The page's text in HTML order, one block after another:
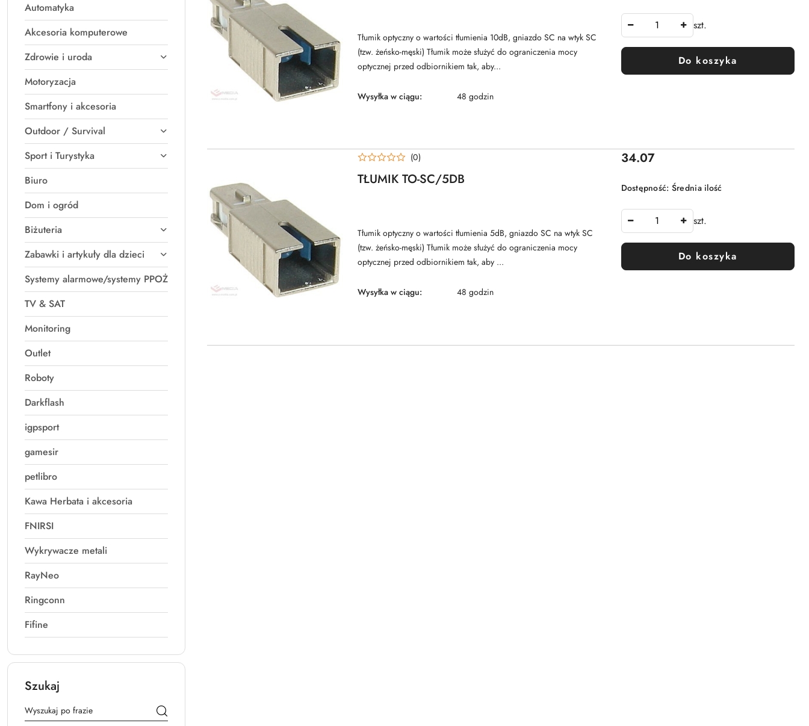
Automatyka
Akcesoria komputerowe
Zdrowie i uroda
Motoryzacja
Smartfony i akcesoria
Outdoor / Survival
Sport i Turystyka
Biuro
Dom i ogród
Biżuteria
Zabawki i artykuły dla dzieci
Systemy alarmowe/systemy PPOŻ
TV & SAT
Monitoring
Outlet
Roboty
Darkflash
igpsport
gamesir
petlibro
Kawa Herbata i akcesoria
FNIRSI
Wykrywacze metali
RayNeo
Ringconn
Fifine
Szukaj
Tłumik optyczny o wartości tłumienia 10dB, gniazdo SC na wtyk SC
(tzw. żeńsko-męski) Tłumik może służyć do ograniczenia mocy
optycznej przed odbiornikiem tak, aby...
Wysyłka w ciągu: 48 godzin
szt.
Do koszyka
TŁUMIK TO-SC/5DB
(0)
Tłumik optyczny o wartości tłumienia 5dB, gniazdo SC na wtyk SC
(tzw. żeńsko-męski) Tłumik może służyć do ograniczenia mocy
optycznej przed odbiornikiem tak, aby ...
Wysyłka w ciągu: 48 godzin
Cena:
34.07
Dostępność: Średnia ilość
szt.
Do koszyka